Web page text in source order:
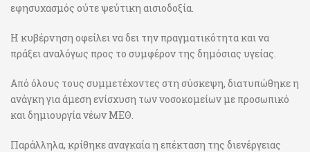
εφησυχασμός ούτε ψεύτικη αισιοδοξία.
Η κυβέρνηση οφείλει να δει την πραγματικότητα και να
πράξει αναλόγως προς το συμφέρον της δημόσιας υγείας.
Από όλους τους συμμετέχοντες στη σύσκεψη, διατυπώθηκε η
ανάγκη για άμεση ενίσχυση των νοσοκομείων με προσωπικό
και δημιουργία νέων ΜΕΘ.
Παράλληλα, κρίθηκε αναγκαία η επέκταση της διενέργειας